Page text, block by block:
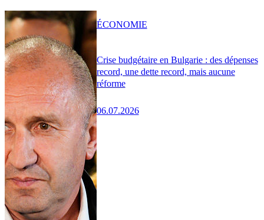
Crise budgétaire en Bulgarie : des dépenses
record, une dette record, mais aucune
réforme
06.07.2026
ÉCONOMIE